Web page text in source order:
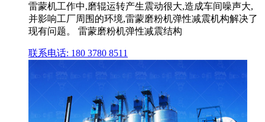
雷蒙机工作中,磨辊运转产生震动很大,造成车间噪声大,
并影响工厂周围的环境,雷蒙磨粉机弹性减震机构解决了
现有问题。 雷蒙磨粉机弹性减震结构
联系电话: 180 3780 8511